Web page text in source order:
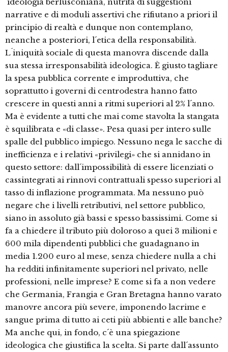
´ideologia berlusconiana, nutrita di suggestioni
narrative e di moduli assertivi che rifiutano a priori il
principio di realtà e dunque non contemplano,
neanche a posteriori, l´etica della responsabilità.
L´iniquità sociale di questa manovra discende dalla
sua stessa irresponsabilità ideologica. È giusto tagliare
la spesa pubblica corrente e improduttiva, che
soprattutto i governi di centrodestra hanno fatto
crescere in questi anni a ritmi superiori al 2% l´anno.
Ma è evidente a tutti che mai come stavolta la stangata
è squilibrata e «di classe». Pesa quasi per intero sulle
spalle del pubblico impiego. Nessuno nega le sacche di
inefficienza e i relativi «privilegi» che si annidano in
questo settore: dall´impossibilità di essere licenziati o
cassintegrati ai rinnovi contrattuali spesso superiori al
tasso di inflazione programmata. Ma nessuno può
negare che i livelli retributivi, nel settore pubblico,
siano in assoluto già bassi e spesso bassissimi. Come si
fa a chiedere il tributo più doloroso a quei 3 milioni e
600 mila dipendenti pubblici che guadagnano in
media 1.200 euro al mese, senza chiedere nulla a chi
ha redditi infinitamente superiori nel privato, nelle
professioni, nelle imprese? E come si fa a non vedere
che Germania, Frangia e Gran Bretagna hanno varato
manovre ancora più severe, imponendo lacrime e
sangue prima di tutto ai ceti più abbienti e alle banche?
Ma anche qui, in fondo, c´è una spiegazione
ideologica che giustifica la scelta. Si parte dall´assunto